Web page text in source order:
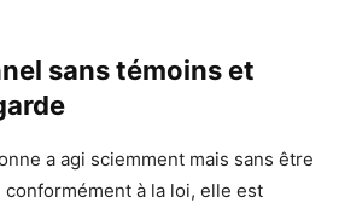
sans témoins et
a agi sciemment mais sans être
à la loi, elle est